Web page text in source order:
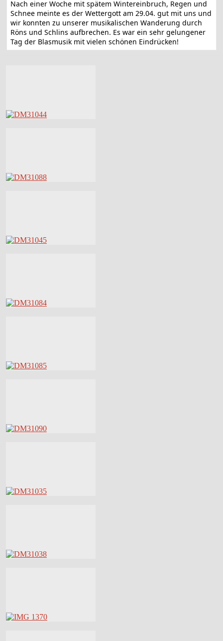
Nach einer Woche mit spätem Wintereinbruch, Regen und
Schnee meinte es der Wettergott am 29.04. gut mit uns und
wir konnten zu unserer musikalischen Wanderung durch
Röns und Schlins aufbrechen. Es war ein sehr gelungener
Tag der Blasmusik mit vielen schönen Eindrücken!